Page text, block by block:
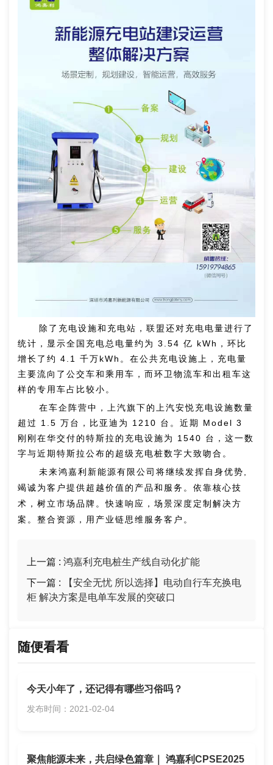
除了充电设施和充电站，联盟还对充电电量进行了
统计，显示全国充电总电量约为 3.54 亿 kWh，环比
增长了约 4.1 千万kWh。在公共充电设施上，充电量
主要流向了公交车和乘用车，而环卫物流车和出租车这
样的专用车占比较小。
在车企阵营中，上汽旗下的上汽安悦充电设施数量
超过 1.5 万台，比亚迪为 1210 台。近期 Model 3
刚刚在华交付的特斯拉的充电设施为 1540 台，这一数
字与近期特斯拉公布的超级充电桩数字大致吻合。
未来鸿嘉利新能源有限公司将继续发挥自身优势,
竭诚为客户提供超越价值的产品和服务。依靠核心技
术，树立市场品牌。快速响应，场景深度定制解决方
案。整合资源，用产业链思维服务客户。
上一篇 : 鸿嘉利充电桩生产线自动化扩能
下一篇 :
【安全无忧 所以选择】电动自行车充换电
柜 解决方案是电单车发展的突破口
随便看看
今天小年了，还记得有哪些习俗吗？
发布时间：2021-02-04
聚焦能源未来，共启绿色篇章｜ 鸿嘉利CPSE2025